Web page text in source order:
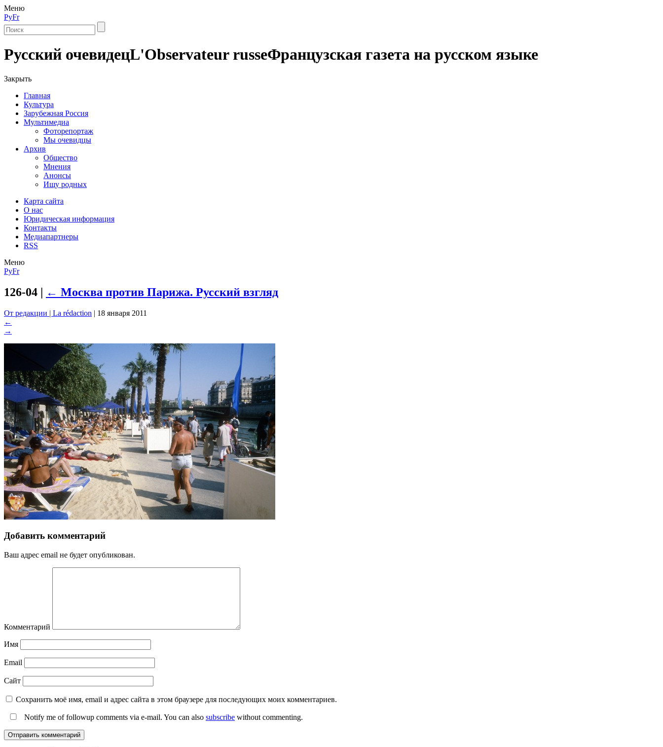
Меню
РуFr
Русский очевидецL'Observateur russeФранцузская газета на русском языке
Закрыть
Главная
Культура
Зарубежная Россия
Мультимедиа
Фоторепортаж
Мы очевидцы
Архив
Общество
Мнения
Анонсы
Ищу родных
Карта сайта
О нас
Юридическая информация
Контакты
Медиапартнеры
RSS
Меню
РуFr
126-04 | ← Москва против Парижа. Русский взгляд
От редакции | La rédaction | 18 января 2011
←
→
Добавить комментарий
Ваш адрес email не будет опубликован.
Комментарий
Имя
Email
Сайт
Сохранить моё имя, email и адрес сайта в этом браузере для последующих моих комментариев.
Notify me of followup comments via e-mail. You can also subscribe without commenting.